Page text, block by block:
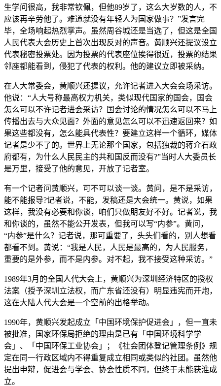
生学问很高，我非常钦佩，但他89岁了，这么大岁数的人，不
应该再辛劳他了。难道就没有年轻人为国家做事？”发言完
毕，全场响起热烈掌声。虽然周谷城还是当选了，但这是全国
人民代表大会历史上首次出现反对的声音。黄顺兴还提议设立
代表秘密投票处。因为投票的代表座位挨得很近，投票的结果
邻座都能看到，侵犯了代表的权利。他的建议立即被采纳。
在人大常委会，黄顺兴还提议，允许记者进入大会会场采访。
他说：“人大号称最高权力机关，类似现代国家的国会，国会
怎么可以不许记者进会采访？国会讨论的情况怎么可以不马上
传播出去与大众见面？外面的意见怎么可以不迅速返回来？如
果这些都没有，怎么能具代表性？要建立这样一个循环，媒体
记者是少不了的。世界上无论那个国家，包括独裁的蒋介石政
府都有，为什么人民民主的共和国反而没有?”当时人大委员长
是万里，接受了他的意见，开放了记者室。
有一个记者问黄顺兴，可不可以谈一谈。黄问，是不是采访，
能不能报导?记者说，不能，发稿还是大会统一。黄说，如果
这样，我没有必要和你谈，咱们只做朋友好不好。记者说，我
和你谈的，虽然不能公开发表，但我可以写“内参”。黄问，
“内参”是什么？记者说，那可重要了，头头们看的，别人想看
都看不到。黄说：“我是人民，人民是最高的，为人民服务，
重要的是外参，而不是内参。对不起，我不接受这种采访。”
1989年3月的全国人代大会上，黄顺兴为深圳经济特区的授权
法案（授予深圳立法权，而广东省还没有）明显违宪而开炮，
这在大陆人代大会是一个空前的出格举动。
1990年，黄顺兴发起成立「中国环境保护促进会」，但一直未
被批准，国家环保局拒绝的理由是已有「中国环境科学学
会」、「中国环保工业协会」；《社会团体登记管理条例》规
定在同一行政区域内不得重复成立相同或类似的社团。虽然他
提出申辩，促进会与学会、协会性质不同，但终于未能获淮成
立。